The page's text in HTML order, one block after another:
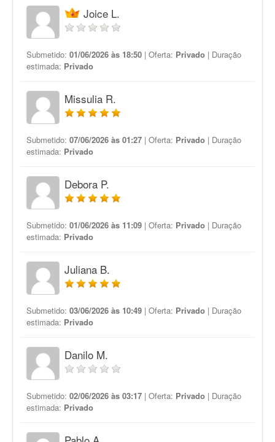
Joice L.
Submetido: 01/06/2026 às 18:50 | Oferta: Privado | Duração
estimada: Privado
Missulia R.
Submetido: 07/06/2026 às 01:27 | Oferta: Privado | Duração
estimada: Privado
Debora P.
Submetido: 01/06/2026 às 11:09 | Oferta: Privado | Duração
estimada: Privado
Juliana B.
Submetido: 03/06/2026 às 10:49 | Oferta: Privado | Duração
estimada: Privado
Danilo M.
Submetido: 02/06/2026 às 03:17 | Oferta: Privado | Duração
estimada: Privado